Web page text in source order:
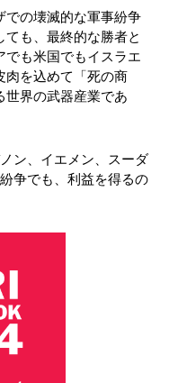
での壊滅的な軍事紛争
ても、最終的な勝者と
でも米国でもイスラエ
肉を込めて「死の商
世界の武器産業であ
ン、イエメン、スーダ
争でも、利益を得るの